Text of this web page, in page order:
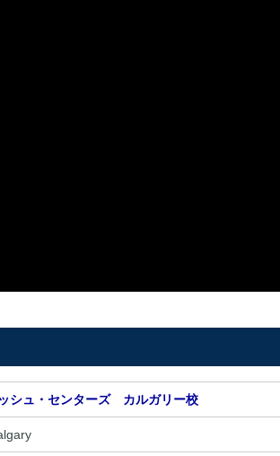
シュ・センターズ カルガリー校